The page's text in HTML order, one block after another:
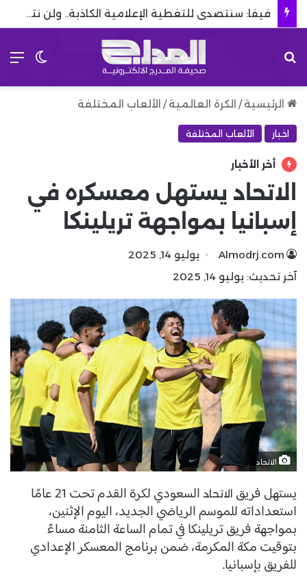
فيفا: سنتصدى للتغطية الإعلامية الكاذبة.. ولن نتسامح
الرئيسية / الكرة العالمية / الألعاب المختلفة
اخبار الألعاب المختلفة
أخر الأخبار
الاتحاد يستهل معسكره في
إسبانيا بمواجهة تريلينكا
Almodrj.com
يوليو 14, 2025
آخر تحديث: يوليو 14, 2025
الاتحاد
يستهل فريق الاتحاد السعودي لكرة القدم تحت 21 عامًا
استعداداته للموسم الرياضي الجديد، اليوم الإثنين،
بمواجهة فريق تريلينكا في تمام الساعة الثامنة مساءً
بتوقيت مكة المكرمة، ضمن برنامج المعسكر الإعدادي
للفريق بإسبانيا.